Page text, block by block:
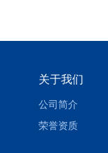
关于我们
公司简介
荣誉资质